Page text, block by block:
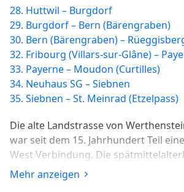
28. Huttwil – Burgdorf
29. Burgdorf – Bern (Bärengraben)
30. Bern (Bärengraben) –
32. Fribourg (Villars-sur-Glâne) –
33. Payerne – Moudon (Curtilles)
34. Neuhaus SG – Siebnen
35. Siebnen – St. Meinrad (Etzelpass)
Die alte Landstrasse von
war seit dem 15. Jahrhundert Teil
West Verbindung. Die
prächtige Wegelemente wie Hang-
Hecken, verschiedene Wegbeläge
Mehr anzeigen